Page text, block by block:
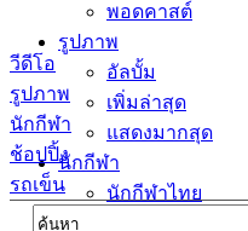
พอดคาสต์
รูปภาพ
อัลบั้ม
เพิ่มล่าสุด
แสดงมากสุด
นักกีฬา
นักกีฬาไทย
วีดีโอ
รูปภาพ
นักกีฬา
ช้อปปิ้ง
รถเข็น